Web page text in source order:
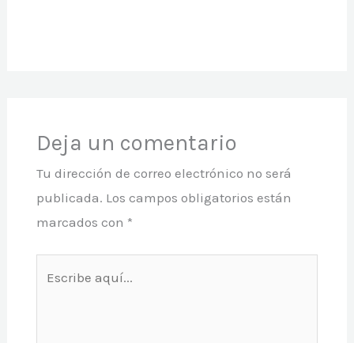
Deja un comentario
Tu dirección de correo electrónico no será
publicada. Los campos obligatorios están
marcados con *